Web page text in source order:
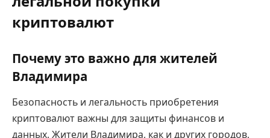
криптовалют
Почему это важно для жителей
Владимира
Безопасность и легальность приобретения
криптовалют важны для защиты финансов и
данных. Жители Владимира, как и других городов,